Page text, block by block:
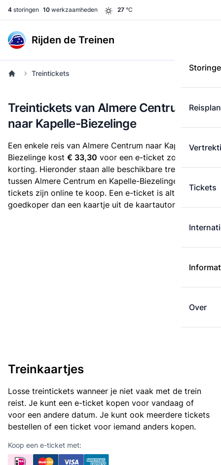
4 storingen 10 werkzaamheden 27 °C
Rijden de Treinen
Tickets
Over
Treintickets
Treintickets van Almere Centrum
naar Kapelle-Biezelinge
Een enkele reis van Almere Centrum naar Kapelle-
Biezelinge kost € 33,30 voor een e-ticket zonder
korting. Hieronder staan alle beschikbare treintickets
tussen Almere Centrum en Kapelle-Biezelinge. Deze
tickets zijn online te koop. Een e-ticket is altijd
goedkoper dan een kaartje uit de kaartautomaat.
Treinkaartjes
Losse treintickets wanneer je niet vaak met de trein
reist. Je kunt een e-ticket kopen voor vandaag of
voor een andere datum. Je kunt ook meerdere tickets
bestellen of een ticket voor iemand anders kopen.
Koop een e-ticket met: